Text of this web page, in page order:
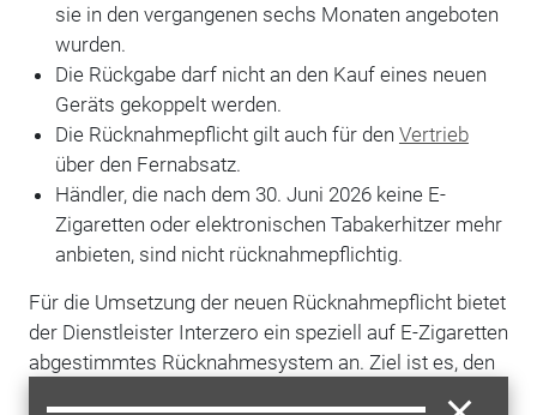
sie in den vergangenen sechs Monaten angeboten
wurden.
Die Rückgabe darf nicht an den Kauf eines neuen
Geräts gekoppelt werden.
Die Rücknahmepflicht gilt auch für den Vertrieb
über den Fernabsatz.
Händler, die nach dem 30. Juni 2026 keine E-
Zigaretten oder elektronischen Tabakerhitzer mehr
anbieten, sind nicht rücknahmepflichtig.
Für die Umsetzung der neuen Rücknahmepflicht bietet
der Dienstleister Interzero ein speziell auf E-Zigaretten
abgestimmtes Rücknahmesystem an. Ziel ist es, den